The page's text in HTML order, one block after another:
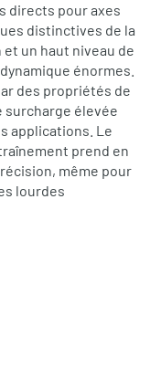
directs pour axes
distinctives de la
un haut niveau de
énormes.
des propriétés de
surcharge élevée
applications. Le
prend en
même pour
lourdes